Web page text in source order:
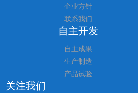
企业方针
联系我们
自主开发
自主成果
生产制造
产品试验
关注我们